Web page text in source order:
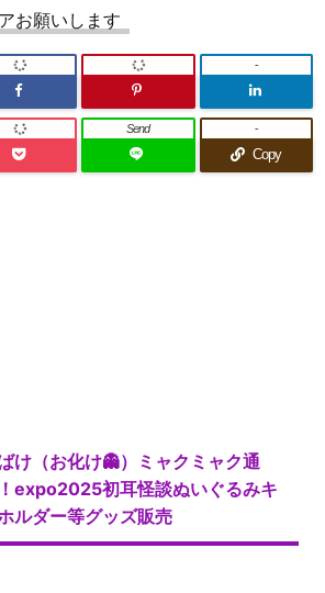
お願いします
-
Send
Copy
-
け（お化け👻）ミャクミャク通
expo2025初耳怪談ぬいぐるみキ
ルダー等グッズ販売